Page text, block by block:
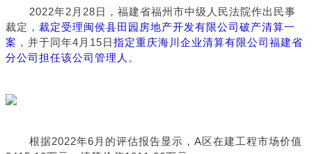
2022年2月28日，福建省福州市中级人民法院作出民事
裁定， 裁定受理闽侯县田园房地产开发有限公司破产清算一
案 ，并于同年4月15日指定重庆海川企业清算有限公司福建省
分公司担任该公司管理人 。
根据2022年6月的评估报告显示，A区在建工程市场价值